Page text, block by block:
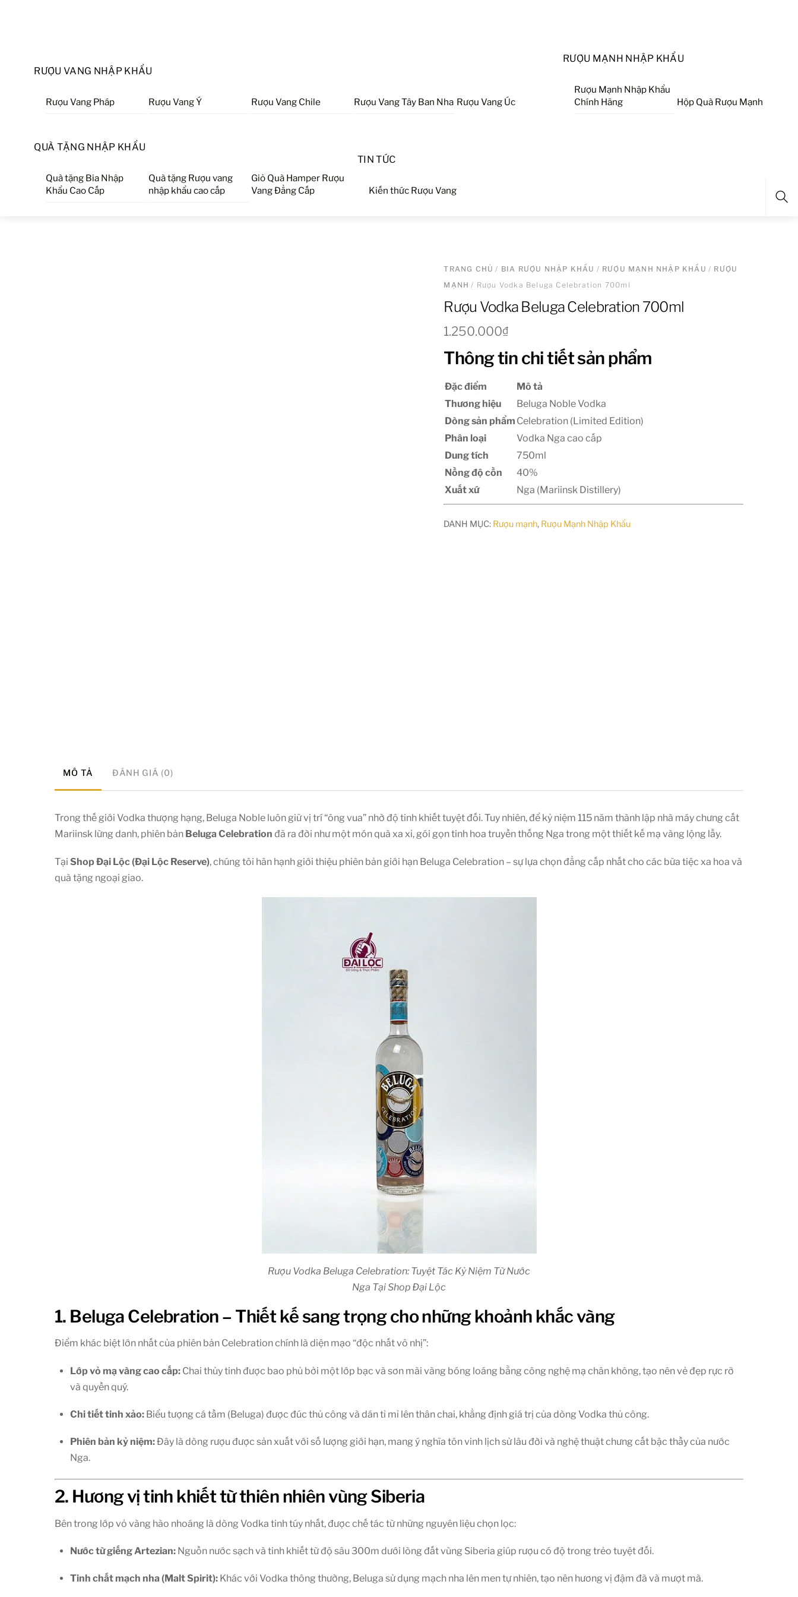
RƯỢU VANG NHẬP KHẨU
Rượu Vang Pháp Rượu Vang Ý Rượu Vang Chile Rượu Vang Tây Ban Nha Rượu Vang Úc
RƯỢU MẠNH NHẬP KHẨU
Rượu Mạnh Nhập Khẩu
Chính Hãng
Hộp Quà Rượu Mạnh
QUÀ TẶNG NHẬP KHẨU
Quà tặng Bia Nhập
Khẩu Cao Cấp
Quà tặng Rượu vang
nhập khẩu cao cấp
Giỏ Quà Hamper Rượu
Vang Đẳng Cấp
TIN TỨC
Kiến thức Rượu Vang
TRANG CHỦ / BIA RƯỢU NHẬP KHẨU / RƯỢU MẠNH NHẬP KHẨU / RƯỢU
MẠNH / Rượu Vodka Beluga Celebration 700ml
Rượu Vodka Beluga Celebration 700ml
1.250.000₫
Thông tin chi tiết sản phẩm
Đặc điểm
Mô tả
Thương hiệu
Beluga Noble Vodka
Dòng sản phẩm Celebration (Limited Edition)
Phân loại
Vodka Nga cao cấp
Dung tích
750ml
Nồng độ cồn
40%
Xuất xứ
Nga (Mariinsk Distillery)
DANH MỤC: Rượu mạnh, Rượu Mạnh Nhập Khẩu
MÔ TẢ ĐÁNH GIÁ (0)
Trong thế giới Vodka thượng hạng, Beluga Noble luôn giữ vị trí “ông vua” nhờ độ tinh khiết tuyệt đối. Tuy nhiên, để kỷ niệm 115 năm thành lập nhà máy chưng cất
Mariinsk lừng danh, phiên bản Beluga Celebration đã ra đời như một món quà xa xỉ, gói gọn tinh hoa truyền thống Nga trong một thiết kế mạ vàng lộng lẫy.
Tại Shop Đại Lộc (Đại Lộc Reserve), chúng tôi hân hạnh giới thiệu phiên bản giới hạn Beluga Celebration – sự lựa chọn đẳng cấp nhất cho các bữa tiệc xa hoa và
quà tặng ngoại giao.
Rượu Vodka Beluga Celebration: Tuyệt Tác Kỷ Niệm Từ Nước
Nga Tại Shop Đại Lộc
1. Beluga Celebration – Thiết kế sang trọng cho những khoảnh khắc vàng
Điểm khác biệt lớn nhất của phiên bản Celebration chính là diện mạo “độc nhất vô nhị”:
Lớp vỏ mạ vàng cao cấp:Chai thủy tinh được bao phủ bởi một lớp bạc và sơn mài vàng bóng loáng bằng công nghệ mạ chân không, tạo nên vẻ đẹp rực rỡ
và quyền quý.
Chi tiết tinh xảo:Biểu tượng cá tầm (Beluga) được đúc thủ công và dán tỉ mỉ lên thân chai, khẳng định giá trị của dòng Vodka thủ công.
Phiên bản kỷ niệm:Đây là dòng rượu được sản xuất với số lượng giới hạn, mang ý nghĩa tôn vinh lịch sử lâu đời và nghệ thuật chưng cất bậc thầy của nước
Nga.
2. Hương vị tinh khiết từ thiên nhiên vùng Siberia
Bên trong lớp vỏ vàng hào nhoáng là dòng Vodka tinh túy nhất, được chế tác từ những nguyên liệu chọn lọc:
Nước từ giếng Artezian:Nguồn nước sạch và tinh khiết từ độ sâu 300m dưới lòng đất vùng Siberia giúp rượu có độ trong trẻo tuyệt đối.
Tinh chất mạch nha (Malt Spirit):Khác với Vodka thông thường, Beluga sử dụng mạch nha lên men tự nhiên, tạo nên hương vị đậm đà và mượt mà.